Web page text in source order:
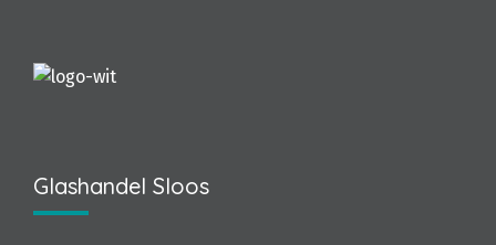
Glashandel Sloos